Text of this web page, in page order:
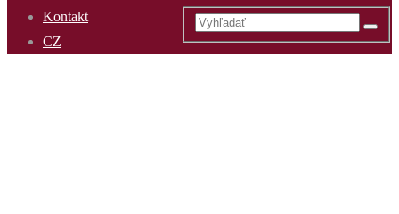
Kontakt
CZ